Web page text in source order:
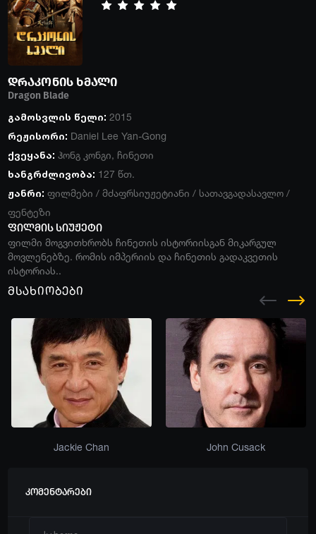
დრაკონის ხმალი
Dragon Blade
გამოსვლის წელი: 2015
რეჟისორი: Daniel Lee Yan-Gong
ქვეყანა: ჰონგ კონგი, ჩინეთი
ხანგრძლივობა: 127 წთ.
ჟანრი: ფილმები / მძაფრსიუჟეტიანი / სათავგადასავლო/
ფენტეზი
ფილმის სიუჟეტი
ფილმი მოგვითხრობს ჩინეთის ისტორიისგან მიკარგულ
მოვლენებზე. რომის იმპერიის და ჩინეთის გადაკვეთის
ისტორიას..
მსახიობები
Jackie Chan John Cusack
კომენტარები